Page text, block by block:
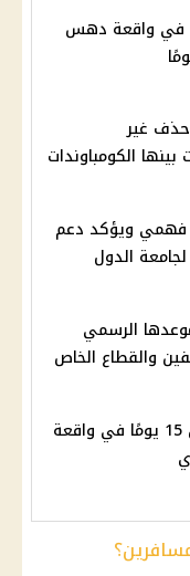
متهمين في واقعة دهس
غير
الكومباوندات
فهمي ويؤكد دعم
الدول
يونيو 2026.. موعدها الرسمي
والقطاع الخاص
تجديد حبس والد مروان 15 يومًا في واقعة